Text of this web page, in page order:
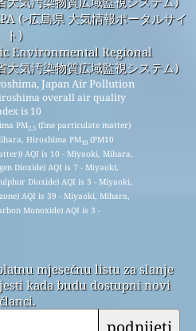
(>広島県 大気情報ポータルサイ
ト)
Environmental Regional
気汚染物質広域監視システム)
Japan Air Pollution
overall air quality
is 10
PM2.5(fine particulate matter)
Hiroshima PM10 (PM10
AQI is 10 - Miyaoki, Mihara,
Dioxide) AQI is 7 - Miyaoki,
Dioxide) AQI is 3 - Miyaoki,
AQI is 39 - Miyaoki, Mihara,
Monoxide) AQI is 3 -
mjesečnu listu za slanje
kada budu dostupni novi
članci.
podnijeti